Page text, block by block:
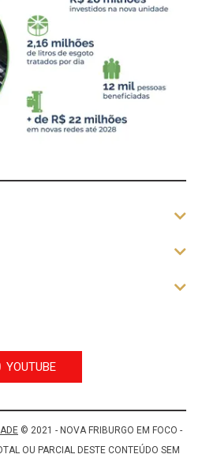
YOUTUBE
© 2021 - NOVA FRIBURGO EM FOCO -
OU PARCIAL DESTE CONTEÚDO SEM